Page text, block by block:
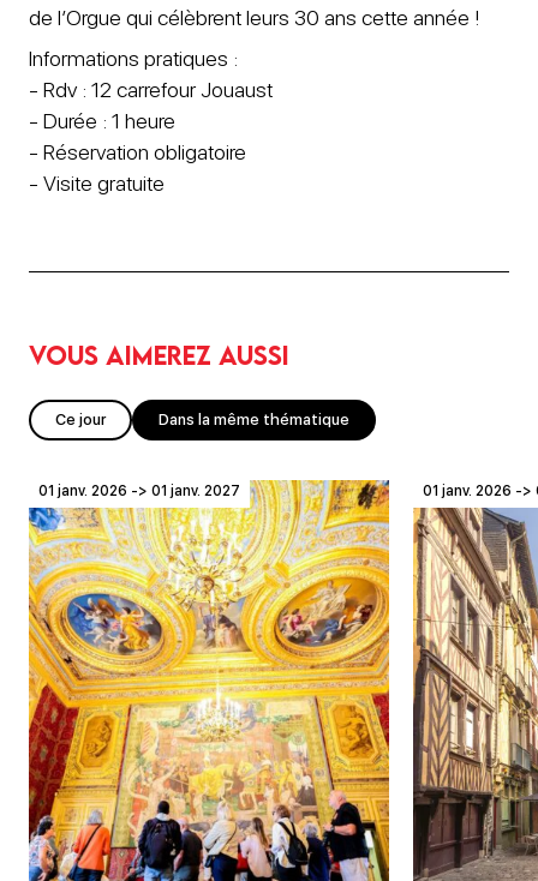
de l’Orgue qui célèbrent leurs 30 ans cette année !
Informations pratiques :
- Rdv : 12 carrefour Jouaust
- Durée : 1 heure
- Réservation obligatoire
- Visite gratuite
Vous aimerez aussi
Ce jour Dans la même thématique
01 janv. 2026 -> 01 janv. 2027 01 janv. 2026 ->